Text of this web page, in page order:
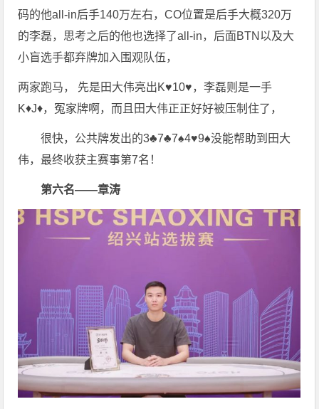
码的他all-in后手140万左右，CO位置是后手大概320万
的李磊，思考之后的他也选择了all-in，后面BTN以及大
小盲选手都弃牌加入围观队伍，
两家跑马， 先是田大伟亮出K♥️10♥️，李磊则是一手
K♦️J♦️，冤家牌啊，而且田大伟正正好好被压制住了，
很快，公共牌发出的3♣️7♣️7♠️4♥️9♠️没能帮助到田大
伟，最终收获主赛事第7名！
第六名——章涛